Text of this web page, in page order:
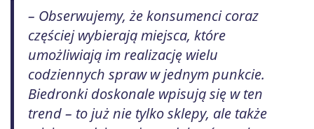
– Obserwujemy, że konsumenci coraz
częściej wybierają miejsca, które
umożliwiają im realizację wielu
codziennych spraw w jednym punkcie.
Biedronki doskonale wpisują się w ten
trend – to już nie tylko sklepy, ale także